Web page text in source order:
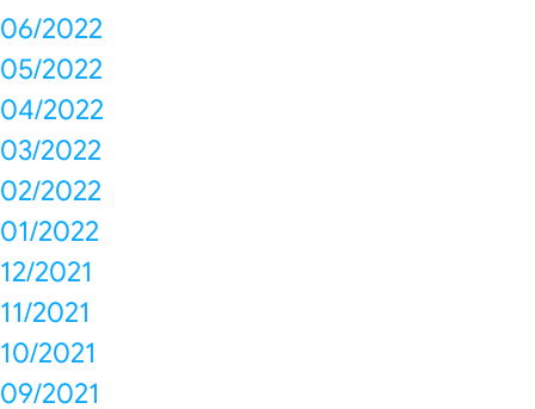
06/2022
05/2022
04/2022
03/2022
02/2022
01/2022
12/2021
11/2021
10/2021
09/2021